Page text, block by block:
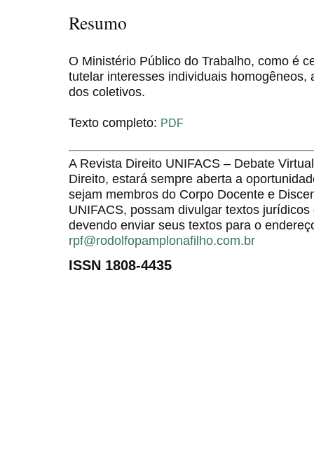
Resumo
O Ministério Público do Trabalho, como é
tutelar interesses individuais homogêneos,
dos coletivos.
Texto completo: PDF
A Revista Direito UNIFACS – Debate
Direito, estará sempre aberta a
sejam membros do Corpo Docente e
UNIFACS, possam divulgar textos
devendo enviar seus textos para o
rpf@rodolfopamplonafilho.com.br
ISSN 1808-4435